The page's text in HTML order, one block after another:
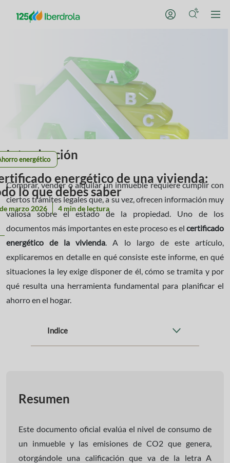
energético
energético de una vivienda:
lo que debes saber
marzo 2026 4 min de lectura
Introducción
Comprar, vender o alquilar un inmueble requiere cumplir con
ciertos trámites legales que, a su vez, ofrecen información muy
valiosa sobre el estado de la propiedad. Uno de los
documentos más importantes en este proceso es el certificado
energético de la vivienda. A lo largo de este artículo,
explicaremos en detalle en qué consiste este informe, en qué
situaciones la ley exige disponer de él, cómo se tramita y por
qué resulta una herramienta fundamental para planificar el
ahorro en el hogar.
Indice
Resumen
Este documento oficial evalúa el nivel de consumo de
un inmueble y las emisiones de CO2 que genera,
otorgándole una calificación que va de la letra A